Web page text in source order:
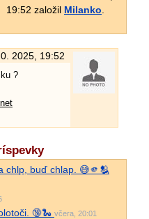
19:52 založil Milanko
2025, 19:52
?
chlp, buď chlap. 😅🫵🫂
🔞🐍 včera, 20:01